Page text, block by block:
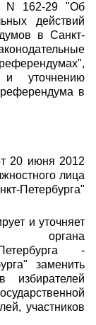
N 162-29 "Об
действий
в Санкт-
уточнению
референдума в
20 июня 2012
лица
Петербурга"
и уточняет
органа
-
заменить
избирателей
участников